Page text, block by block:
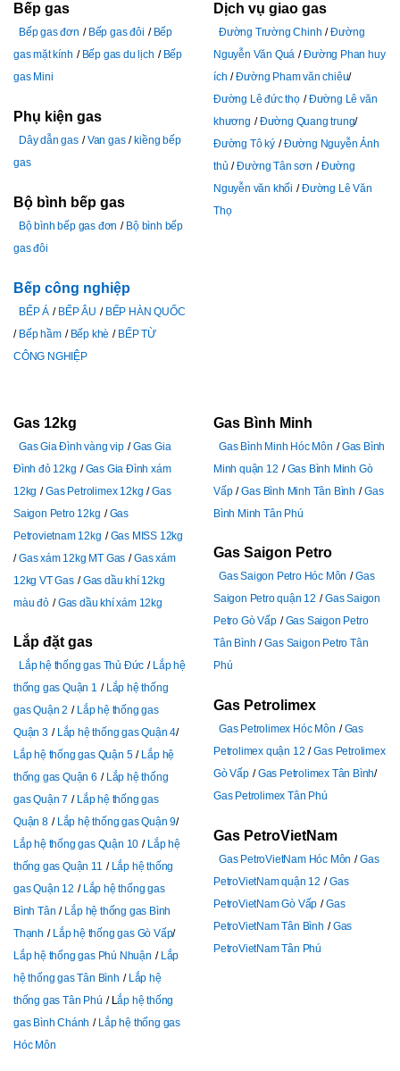
Bếp gas
Bếp gas đơn Bếp gas đôi
Bếp
gas mặt kính
Bếp gas du lịch
Bếp
gas Mini
Phụ kiện gas
Dây dẫn gas Van gas
kiềng bếp
gas
Bộ bình bếp gas
Bộ bình bếp gas đơn
Bộ bình bếp
gas đôi
Bếp công nghiệp
BẾP Á BẾP ÂU
BẾP HÀN QUỐC
Bếp hầm
Bếp khè
BẾP TỪ
CÔNG NGHIỆP
Dịch vụ giao gas
Đường Trường Chinh
Đường
Nguyễn Văn Quá
Đường Phan huy
ích
Đường Pham văn chiêu
Đường Lê đức thọ
Đường Lê văn
khương
Đường Quang trung
Đường Tô ký
Đường Nguyễn Ảnh
thủ
Đường Tân sơn
Đường
Nguyễn văn khối
Đường Lê Văn
Thọ
Gas 12kg
Gas Gia Đình vàng vip
Gas Gia
Đình đỏ 12kg
Gas Gia Đình xám
12kg
Gas Petrolimex 12kg
Gas
Saigon Petro 12kg
Gas
Petrovietnam 12kg
Gas MISS 12kg
Gas xám 12kg MT Gas
Gas xám
12kg VT Gas
Gas dầu khí 12kg
màu đỏ
Gas dầu khí xám 12kg
Lắp đặt gas
Lắp hệ thống gas Thủ Đức
Lắp hệ
thống gas Quận 1
Lắp hệ thống
gas Quận 2
Lắp hệ thống gas
Quận 3
Lắp hệ thống gas Quận 4
Lắp hệ thống gas Quận 5
Lắp hệ
thống gas Quận 6
Lắp hệ thống
gas Quận 7
Lắp hệ thống gas
Quận 8
Lắp hệ thống gas Quận 9
Lắp hệ thống gas Quận 10
Lắp hệ
thống gas Quận 11
Lắp hệ thống
gas Quận 12
Lắp hệ thống gas
Bình Tân
Lắp hệ thống gas Bình
Thạnh
Lắp hệ thống gas Gò Vấp
Lắp hệ thống gas Phú Nhuận
Lắp
hệ thống gas Tân Bình
Lắp hệ
thống gas Tân Phú
Lắp hệ thống
gas Bình Chánh
Lắp hệ thống gas
Hóc Môn
Gas Bình Minh
Gas Bình Minh Hóc Môn
Gas Bình
Minh quận 12
Gas Bình Minh Gò
Vấp
Gas Bình Minh Tân Bình
Gas
Bình Minh Tân Phú
Gas Saigon Petro
Gas Saigon Petro Hóc Môn
Gas
Saigon Petro quận 12
Gas Saigon
Petro Gò Vấp
Gas Saigon Petro
Tân Bình
Gas Saigon Petro Tân
Phú
Gas Petrolimex
Gas Petrolimex Hóc Môn
Gas
Petrolimex quận 12
Gas Petrolimex
Gò Vấp
Gas Petrolimex Tân Bình
Gas Petrolimex Tân Phú
Gas PetroVietNam
Gas PetroVietNam Hóc Môn
Gas
PetroVietNam quận 12
Gas
PetroVietNam Gò Vấp
Gas
PetroVietNam Tân Bình
Gas
PetroVietNam Tân Phú